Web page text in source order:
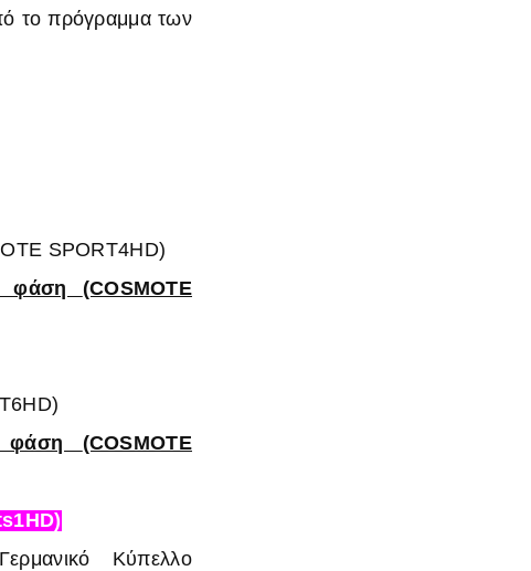
το πρόγραμμα των
SPORT4HD)
φάση (COSMOTE
φάση (COSMOTE
Γερμανικό Κύπελλο